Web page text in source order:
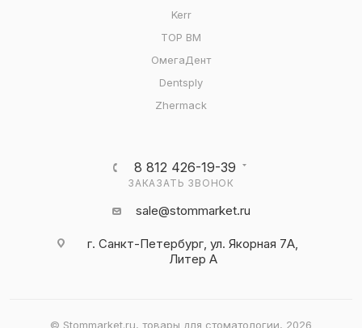
Kerr
ТОР ВМ
ОмегаДент
Dentsply
Zhermack
8 812 426-19-39
ЗАКАЗАТЬ ЗВОНОК
sale@stommarket.ru
г. Cанкт-Петербург, ул. Якорная 7А,
Литер А
© Stommarket.ru, товары для стоматологии, 2026